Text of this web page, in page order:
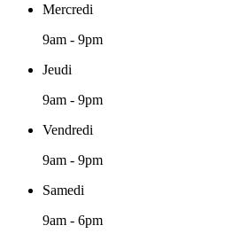
Mercredi
9am - 9pm
Jeudi
9am - 9pm
Vendredi
9am - 9pm
Samedi
9am - 6pm